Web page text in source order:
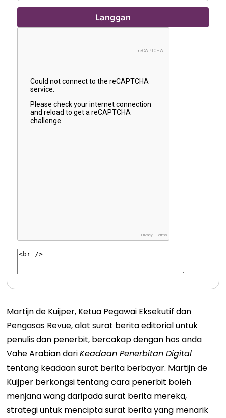
Martijn de Kuijper, Ketua Pegawai Eksekutif dan
Pengasas Revue, alat surat berita editorial untuk
penulis dan penerbit, bercakap dengan hos anda
Vahe Arabian dariKeadaan Penerbitan Digital
tentang keadaan surat berita berbayar. Martijn de
Kuijper berkongsi tentang cara penerbit boleh
menjana wang daripada surat berita mereka,
strategi untuk mencipta surat berita yang menarik